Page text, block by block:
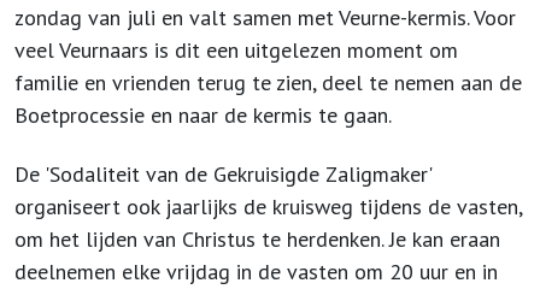
zondag van juli en valt samen met Veurne-kermis. Voor
veel Veurnaars is dit een uitgelezen moment om
familie en vrienden terug te zien, deel te nemen aan de
Boetprocessie en naar de kermis te gaan.
De 'Sodaliteit van de Gekruisigde Zaligmaker'
organiseert ook jaarlijks de kruisweg tijdens de vasten,
om het lijden van Christus te herdenken. Je kan eraan
deelnemen elke vrijdag in de vasten om 20 uur en in